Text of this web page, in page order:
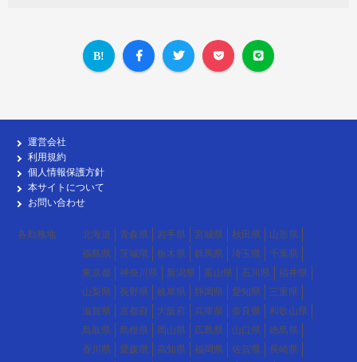
運営会社
利用規約
個人情報保護方針
本サイトについて
お問い合わせ
各勤務地 北海道 青森県 岩手県 宮城県 秋田県
山形県
福島県
茨城県 栃木県 群馬県 埼玉県
千葉県
東京都
神奈川県 新潟県 富山県 石川県
福井県
山梨県
長野県 岐阜県 静岡県 愛知県
三重県
滋賀県
京都府 大阪府 兵庫県 奈良県
和歌山県
鳥取県
島根県 岡山県 広島県 山口県
徳島県
香川県
愛媛県 高知県 福岡県 佐賀県 長崎県